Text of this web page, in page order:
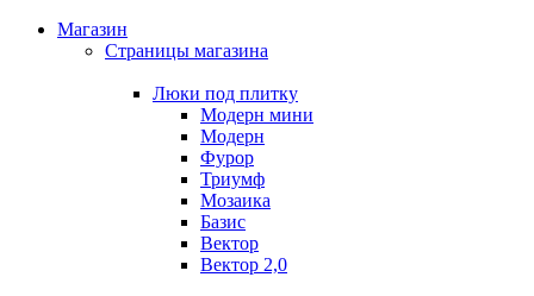
Магазин
Страницы магазина
Люки под плитку
Модерн мини
Модерн
Фурор
Триумф
Мозаика
Базис
Вектор
Вектор 2,0